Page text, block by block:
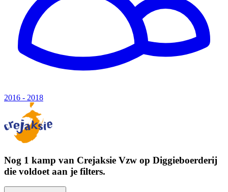
2016 - 2018
Nog 1 kamp van Crejaksie Vzw op Diggieboerderij
die voldoet aan je filters.